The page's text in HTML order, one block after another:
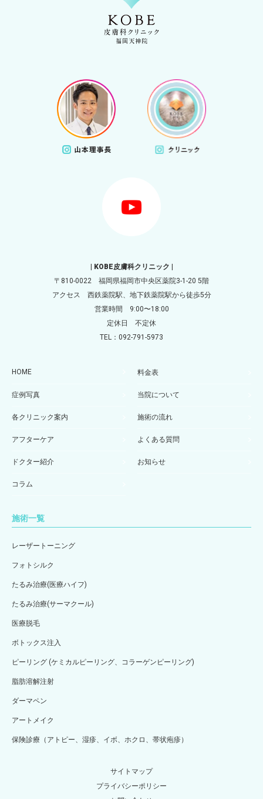
| KOBE皮膚科クリニック |
〒810-0022 福岡県福岡市中央区薬院3-1-20 5階
アクセス 西鉄薬院駅、地下鉄薬院駅から徒歩5分
営業時間 9:00〜18:00
定休日 不定休
TEL：092-791-5973
HOME 料金表
症例写真 当院について
各クリニック案内 施術の流れ
アフターケア よくある質問
ドクター紹介 お知らせ
コラム
施術一覧
レーザートーニング
フォトシルク
たるみ治療(医療ハイフ)
たるみ治療(サーマクール)
医療脱毛
ボトックス注入
ピーリング (ケミカルピーリング、コラーゲンピーリング)
脂肪溶解注射
ダーマペン
アートメイク
保険診療（アトピー、湿疹、イボ、ホクロ、帯状疱疹）
サイトマップ
プライバシーポリシー